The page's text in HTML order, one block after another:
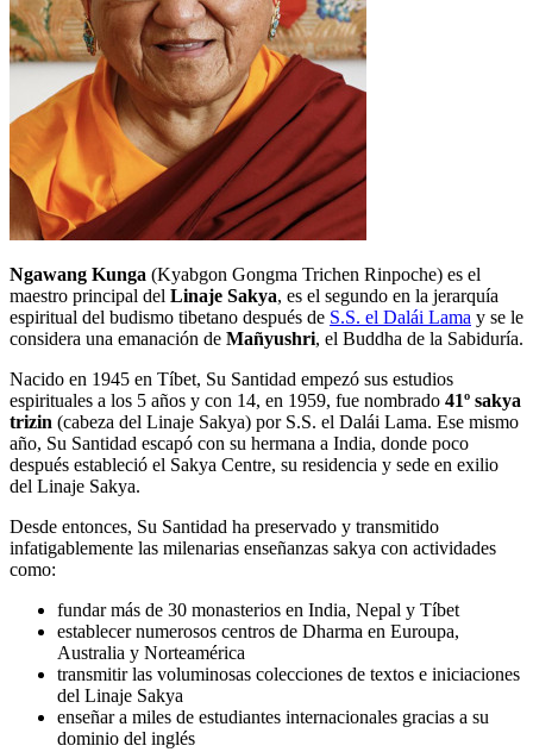
Ngawang Kunga (Kyabgon Gongma Trichen Rinpoche) es el
maestro principal del Linaje Sakya, es el segundo en la jerarquía
espiritual del budismo tibetano después de S.S. el Dalái Lama y se le
considera una emanación de Mañyushri, el Buddha de la Sabiduría.
Nacido en 1945 en Tíbet, Su Santidad empezó sus estudios
espirituales a los 5 años y con 14, en 1959, fue nombrado 41º sakya
trizin (cabeza del Linaje Sakya) por S.S. el Dalái Lama. Ese mismo
año, Su Santidad escapó con su hermana a India, donde poco
después estableció el Sakya Centre, su residencia y sede en exilio
del Linaje Sakya.
Desde entonces, Su Santidad ha preservado y transmitido
infatigablemente las milenarias enseñanzas sakya con actividades
como:
fundar más de 30 monasterios en India, Nepal y Tíbet
establecer numerosos centros de Dharma en Euroupa,
Australia y Norteamérica
transmitir las voluminosas colecciones de textos e iniciaciones
del Linaje Sakya
enseñar a miles de estudiantes internacionales gracias a su
dominio del inglés